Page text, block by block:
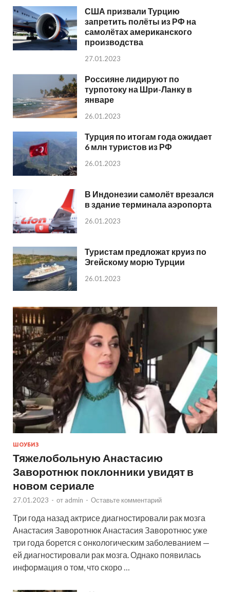
США призвали Турцию
запретить полёты из РФ на
самолётах американского
производства
27.01.2023
Россияне лидируют по
турпотоку на Шри-Ланку в
январе
26.01.2023
Турция по итогам года ожидает
6 млн туристов из РФ
26.01.2023
В Индонезии самолёт врезался
в здание терминала аэропорта
26.01.2023
Туристам предложат круиз по
Эгейскому морю Турции
26.01.2023
ШОУБИЗ
Тяжелобольную Анастасию
Заворотнюк поклонники увидят в
новом сериале
27.01.2023 - от admin - Оставьте комментарий
Три года назад актрисе диагностировали рак мозга
Анастасия Заворотнюк Анастасия Заворотнюс уже
три года борется с онкологическим заболеванием —
ей диагностировали рак мозга. Однако появилась
информация о том, что скоро …